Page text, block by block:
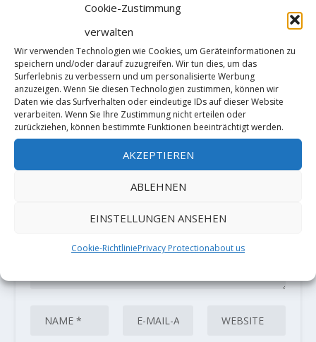
Cookie-Zustimmung
verwalten
Wir verwenden Technologien wie Cookies, um Geräteinformationen zu
speichern und/oder darauf zuzugreifen. Wir tun dies, um das
Surferlebnis zu verbessern und um personalisierte Werbung
anzuzeigen. Wenn Sie diesen Technologien zustimmen, können wir
Daten wie das Surfverhalten oder eindeutige IDs auf dieser Website
verarbeiten. Wenn Sie Ihre Zustimmung nicht erteilen oder
zurückziehen, können bestimmte Funktionen beeinträchtigt werden.
AKZEPTIEREN
ABLEHNEN
EINSTELLUNGEN ANSEHEN
Cookie-RichtliniePrivacy Protectionabout us
30. November 2021
HINTERLASSE EINE ANTWORT
Deine E-Mail-Adresse wird nicht
veröffentlicht. Erforderliche Felder
sind mit*markiert